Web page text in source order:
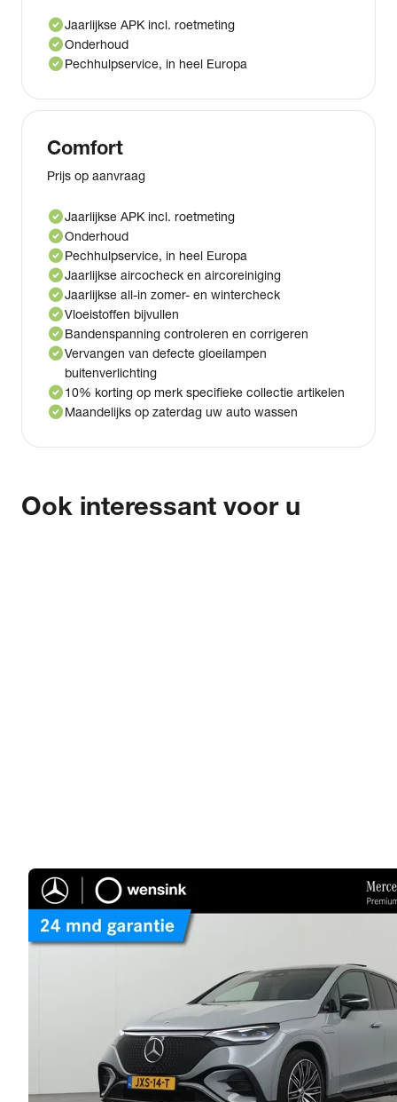
check_circleJaarlijkse APK incl. roetmeting
check_circleOnderhoud
check_circlePechhulpservice, in heel Europa
Comfort
Prijs op aanvraag
check_circleJaarlijkse APK incl. roetmeting
check_circleOnderhoud
check_circlePechhulpservice, in heel Europa
check_circleJaarlijkse aircocheck en aircoreiniging
check_circleJaarlijkse all-in zomer- en wintercheck
check_circleVloeistoffen bijvullen
check_circleBandenspanning controleren en corrigeren
check_circleVervangen van defecte gloeilampen
buitenverlichting
check_circle10% korting op merk specifieke collectie artikelen
check_circleMaandelijks op zaterdag uw auto wassen
Ook interessant voor u